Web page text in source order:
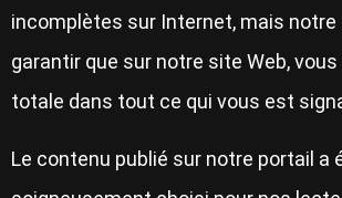
incomplètes sur Internet, mais
garantir que sur notre site Web,
totale dans tout ce qui vous est
Le contenu publié sur notre portail a